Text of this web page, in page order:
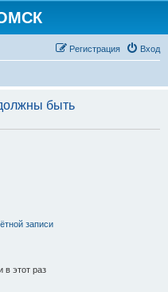
Вход
Регистрация
быть
записи
в этот раз